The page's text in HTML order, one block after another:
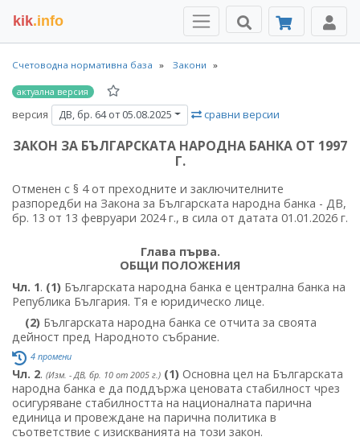
kik.info
Счетоводна нормативна база Закони
актуална версия
версия ДВ, бр. 64 от 05.08.2025 сравни версии
ЗАКОН ЗА БЪЛГАРСКАТА НАРОДНА БАНКА ОТ 1997
Г.
Отменен с § 4 от преходните и заключителните
разпоредби на Закона за Българската народна банка - ДВ,
бр. 13 от 13 февруари 2024 г., в сила от датата 01.01.2026 г.
Глава първа.
ОБЩИ ПОЛОЖЕНИЯ
Чл. 1. (1) Българската народна банка е централна банка на
Република България. Тя е юридическо лице.
(2) Българската народна банка се отчита за своята
дейност пред Народното събрание.
4 промени
Чл. 2. (Изм. - ДВ, бр. 10 от 2005 г.) (1) Основна цел на Българската
народна банка е да поддържа ценовата стабилност чрез
осигуряване стабилността на националната парична
единица и провеждане на парична политика в
съответствие с изискванията на този закон.